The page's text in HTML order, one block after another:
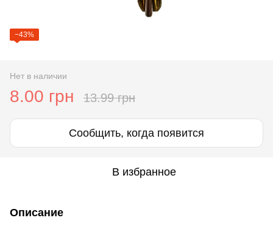
−43%
Нет в наличии
8.00 грн 13.99 грн
Сообщить, когда появится
В избранное
Описание